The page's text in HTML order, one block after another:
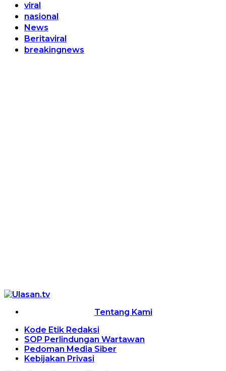
viral
nasional
News
Beritaviral
breakingnews
Tentang Kami
Kode Etik Redaksi
SOP Perlindungan Wartawan
Pedoman Media Siber
Kebijakan Privasi